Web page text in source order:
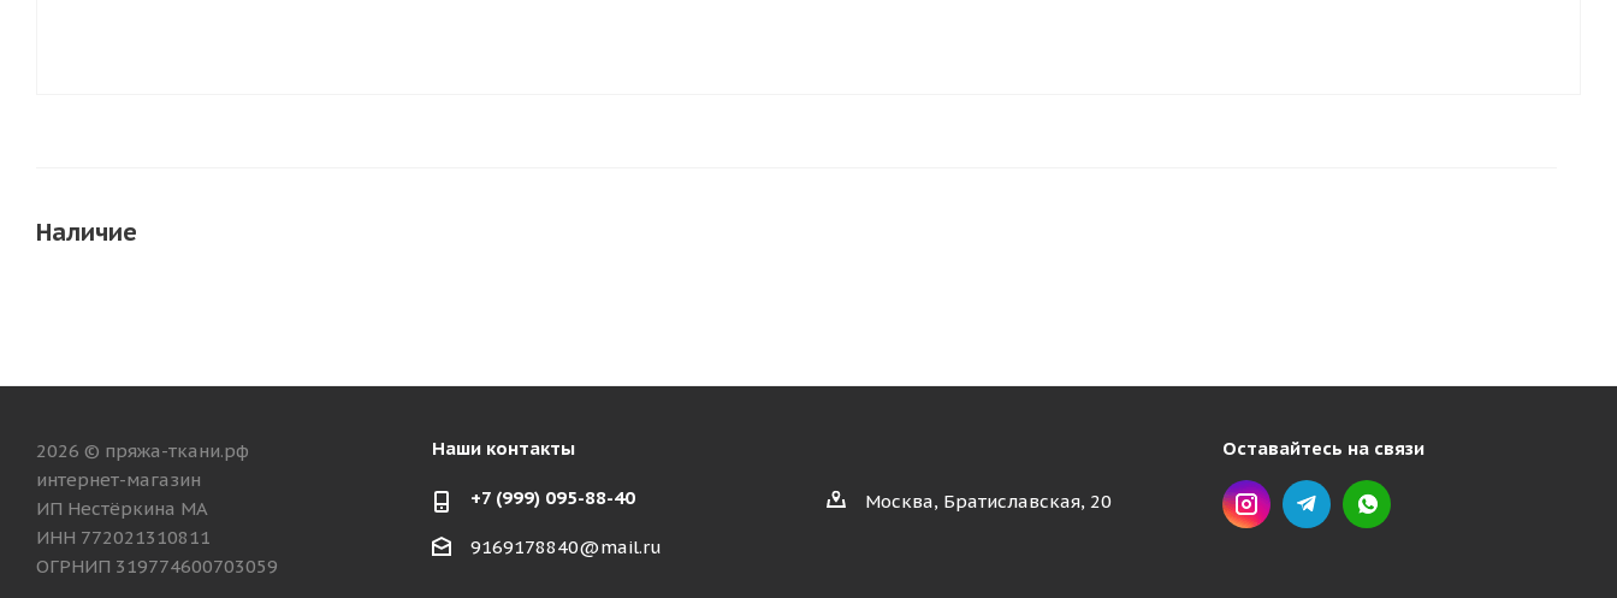
Наличие
2026 © пряжа-ткани.рф
интернет-магазин
ИП Нестёркина МА
ИНН 772021310811
ОГРНИП 319774600703059
Наши контакты
+7 (999) 095-88-40
9169178840@mail.ru
Москва, Братиславская, 20
Оставайтесь на связи